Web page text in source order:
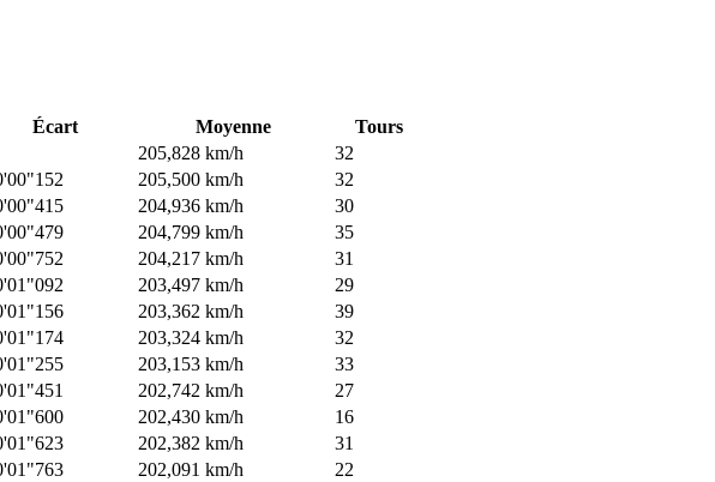
Écart Moyenne
Tours
205,828 km/h
32
205,500 km/h
32
204,936 km/h
30
204,799 km/h
35
204,217 km/h
31
203,497 km/h
29
203,362 km/h
39
203,324 km/h
32
203,153 km/h
33
202,742 km/h
27
202,430 km/h
16
202,382 km/h
31
202,091 km/h
22